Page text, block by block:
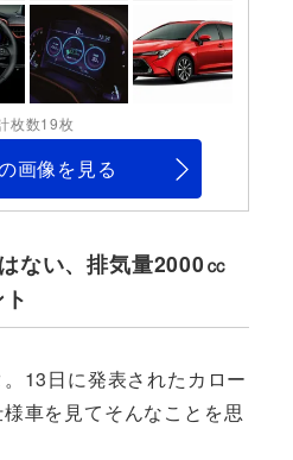
枚数19枚
画像を見る
ない、排気量2000㏄
13日に発表されたカロー
車を見てそんなことを思